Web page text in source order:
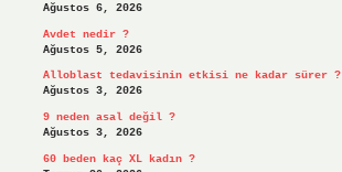
Ağustos 6, 2026
Avdet nedir ?
Ağustos 5, 2026
Alloblast tedavisinin etkisi ne kadar sürer ?
Ağustos 3, 2026
9 neden asal değil ?
Ağustos 3, 2026
60 beden kaç XL kadın ?